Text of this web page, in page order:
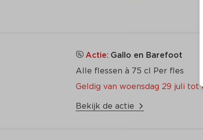
Actie: Gallo en Barefoot
Alle flessen à 75 cl Per fles
Geldig van woensdag 29 juli tot
Bekijk de actie